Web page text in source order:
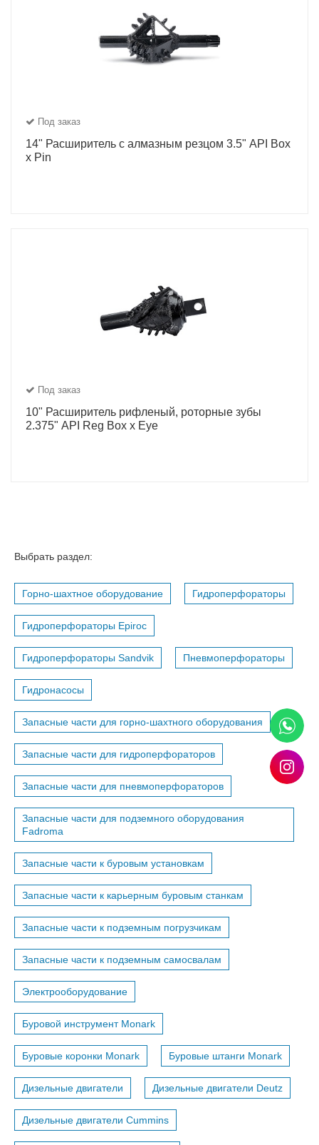
Под заказ
14" Расширитель с алмазным резцом 3.5" API Box
x Pin
Под заказ
10" Расширитель рифленый, роторные зубы
2.375" API Reg Box x Eye
Выбрать раздел:
Горно-шахтное оборудование Гидроперфораторы
Гидроперфораторы Epiroc
Гидроперфораторы Sandvik Пневмоперфораторы
Гидронасосы
Запасные части для горно-шахтного оборудования
Запасные части для гидроперфораторов
Запасные части для пневмоперфораторов
Запасные части для подземного оборудования
Fadroma
Запасные части к буровым установкам
Запасные части к карьерным буровым станкам
Запасные части к подземным погрузчикам
Запасные части к подземным самосвалам
Электрооборудование
Буровой инструмент Monark
Буровые коронки Monark Буровые штанги Monark
Дизельные двигатели Дизельные двигатели Deutz
Дизельные двигатели Cummins